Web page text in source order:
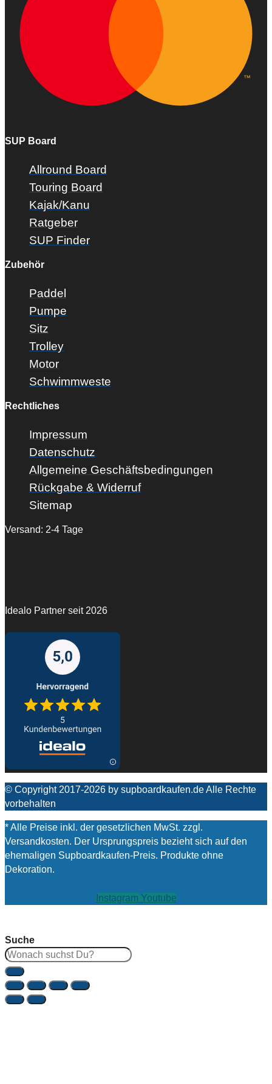
SUP Board
Allround Board
Touring Board
Kajak/Kanu
Ratgeber
SUP Finder
Zubehör
Paddel
Pumpe
Sitz
Trolley
Motor
Schwimmweste
Rechtliches
Impressum
Datenschutz
Allgemeine Geschäftsbedingungen
Rückgabe & Widerruf
Sitemap
Versand: 2-4 Tage
Idealo Partner seit 2026
© Copyright 2017-2026 by supboardkaufen.de Alle Rechte
vorbehalten
* Alle Preise inkl. der gesetzlichen MwSt. zzgl.
Versandkosten. Der Ursprungspreis bezieht sich auf den
ehemaligen Supboardkaufen-Preis. Produkte ohne
Dekoration.
Instagram Youtube
Suche